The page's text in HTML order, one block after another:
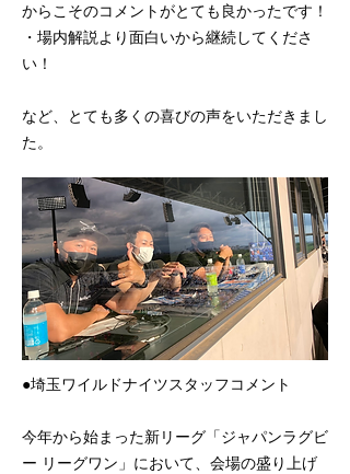
からこそのコメントがとても良かったです！
・場内解説より面白いから継続してくださ
い！
など、とても多くの喜びの声をいただきまし
た。
●埼玉ワイルドナイツスタッフコメント
今年から始まった新リーグ「ジャパンラグビ
ー リーグワン」において、会場の盛り上げ